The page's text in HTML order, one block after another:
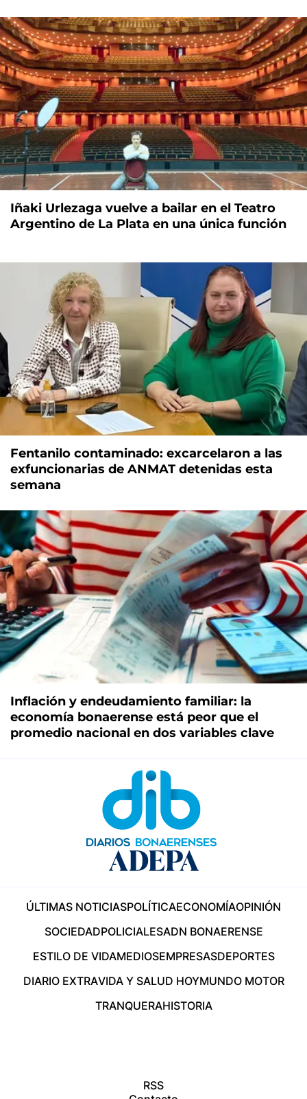
Iñaki Urlezaga vuelve a bailar en el Teatro
Argentino de La Plata en una única función
Fentanilo contaminado: excarcelaron a las
exfuncionarias de ANMAT detenidas esta
semana
Inflación y endeudamiento familiar: la
economía bonaerense está peor que el
promedio nacional en dos variables clave
ÚLTIMAS NOTICIASPOLÍTICAECONOMÍAOPINIÓN
SOCIEDADPOLICIALESADN BONAERENSE
ESTILO DE VIDAMEDIOSEMPRESASDEPORTES
DIARIO EXTRAVIDA Y SALUD HOYMUNDO MOTOR
TRANQUERAHISTORIA
RSS